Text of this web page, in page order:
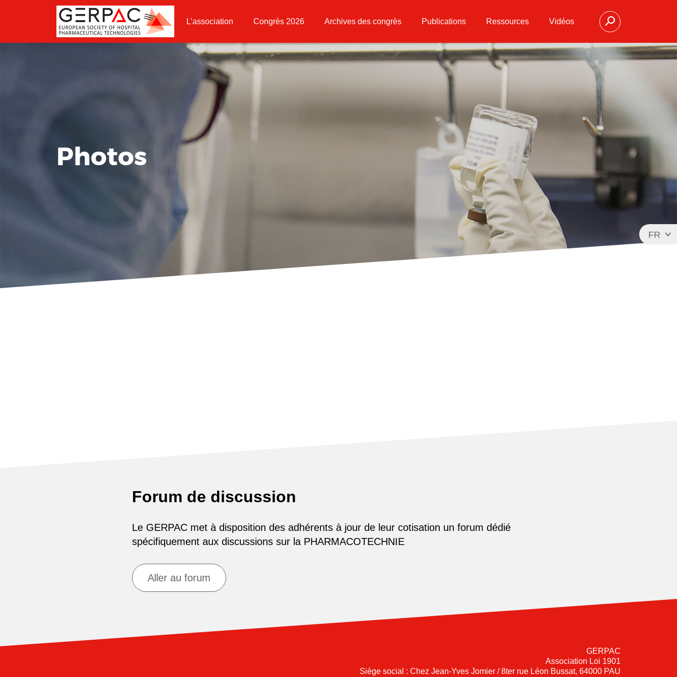
L’association Congrès 2026 Archives des congrès Publications Ressources Vidéos
FR
Photos
Forum de discussion
Le GERPAC met à disposition des adhérents à jour de leur cotisation un forum dédié
spécifiquement aux discussions sur la PHARMACOTECHNIE
Aller au forum
GERPAC
Association Loi 1901
Siège social : Chez Jean-Yves Jomier / 8ter rue Léon Bussat, 64000 PAU